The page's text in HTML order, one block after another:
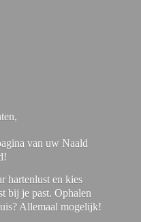
van uw Naald
hartenlust en kies
bij je past. Ophalen
Allemaal mogelijk!